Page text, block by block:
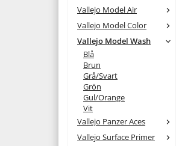
Vallejo Model Air
Vallejo Model Color
Vallejo Model Wash
Blå
Brun
Grå/Svart
Grön
Gul/Orange
Vit
Vallejo Panzer Aces
Vallejo Surface Primer